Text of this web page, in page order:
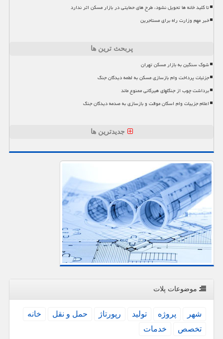
تا کلید خانه ها تحویل نشود، طرح های حمایتی در بازار مسکن اثر ندارد
خبر مهم وزارت راه برای مستاجرین
پربحث ترین ها
شوک سنگین به بازار مسکن تهران
جزئیات پرداخت وام بازسازی مسکن به لطمه دیدگان جنگ
برداشت چوب از جنگلهای هیرکانی ممنوع ماند
اعلام جزییات وام اسکان موقت و بازسازی به صدمه دیدگان جنگ
جدیدترین ها
موضوعات پلات
شهر پروژه تولید رپورتاژ حمل و نقل
خانه
تخصص
خدمات